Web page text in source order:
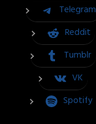
Telegram
Reddit
Tumblr
VK
Spotify